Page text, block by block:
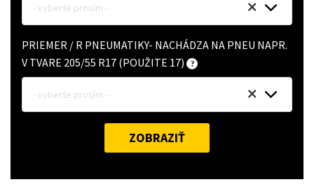
- vyberte prosím -
PRIEMER / R PNEUMATIKY- NACHÁDZA NA PNEU NAPR.
V TVARE 205/55 R17 (POUŽITE 17)
- vyberte prosím -
ZOBRAZIŤ